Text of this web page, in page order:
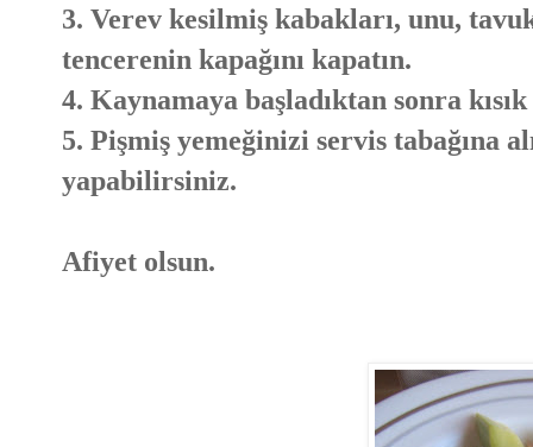
3. Verev kesilmiş kabakları, unu,
tencerenin kapağını kapatın.
4. Kaynamaya başladıktan sonra
5. Pişmiş yemeğinizi servis tabağına
yapabilirsiniz.
Afiyet olsun.